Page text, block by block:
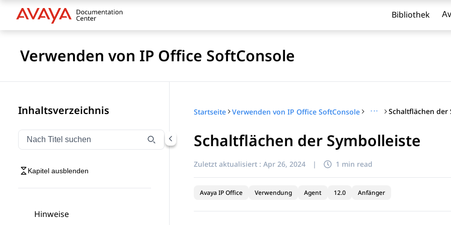
Bibliothek
Verwenden von IP Office SoftConsole
Inhaltsverzeichnis
Navigation nach Titel filtern
Geben Sie Text ein, um Navigationselemente nach Titel zu filtern.
Kapitel ausblenden
Hinweise
Startseite Verwenden von IP Office SoftConsole ··· Schaltflächen der
Schaltflächen der Symbolleiste
Zuletzt aktualisiert : Apr 26, 2024 | 1 min read
Avaya IP Office Verwendung Agent 12.0 Anfänger